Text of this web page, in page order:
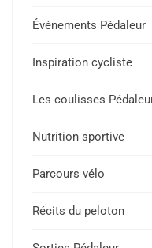
Événements Pédaleur
Inspiration cycliste
Les coulisses
Nutrition sportive
Parcours vélo
Récits du peloton